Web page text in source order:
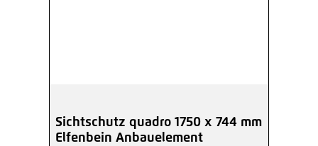
Sichtschutz quadro 1750 x 744 mm
Elfenbein Anbauelement